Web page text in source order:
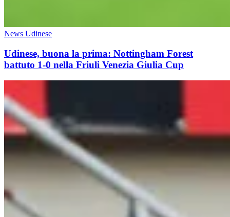
News Udinese
Udinese, buona la prima: Nottingham Forest
battuto 1-0 nella Friuli Venezia Giulia Cup